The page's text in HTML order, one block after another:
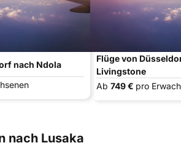
nach Ndola
Flüge von
Livingstone
Ab 749 € pro
nach Lusaka